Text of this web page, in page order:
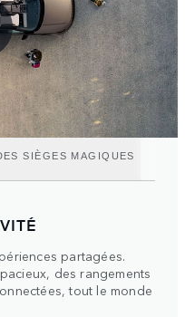
SIÈGES MAGIQUES
partagées.
des rangements
tout le monde